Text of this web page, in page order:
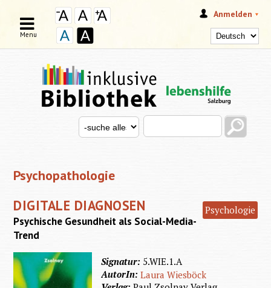
Anmelden
SUCHFORMULAR
Search this site
Search for
Menu
Psychopathologie
DIGITALE DIAGNOSEN Psychologie
Psychische Gesundheit als Social-Media-
Trend
Signatur: 5.WIE.1.A
AutorIn:Laura Wiesböck